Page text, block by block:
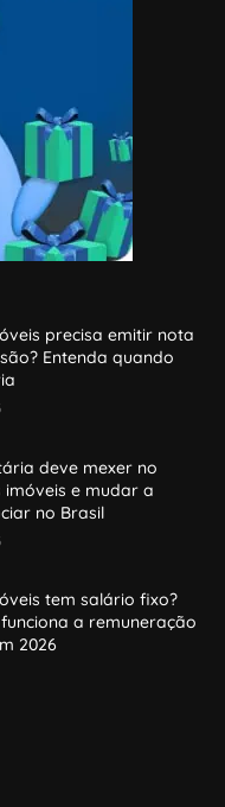
precisa emitir nota
Entenda quando
deve mexer no
e mudar a
no Brasil
tem salário fixo?
a remuneração
2026